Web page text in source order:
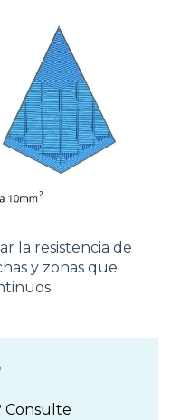
la resistencia de
y zonas que
Consulte